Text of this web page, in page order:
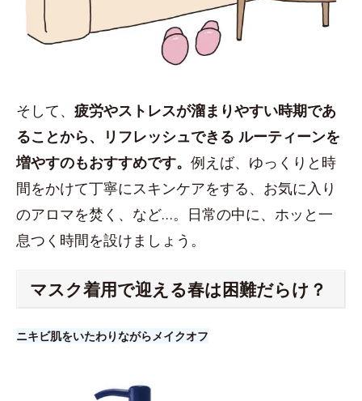
そして、 疲労やストレスが溜まりやすい時期であ
ることから、リフレッシュできる ルーティーンを
増やすのもおすすめです。 例えば、ゆっくりと時
間をかけて丁寧にスキンケアをする、お気に入り
のアロマを焚く、など…。日常の中に、ホッと一
息つく時間を設けましょう。
マスク着用で迎える春は困難だらけ？
ニキビ肌をいたわりながらメイクオフ